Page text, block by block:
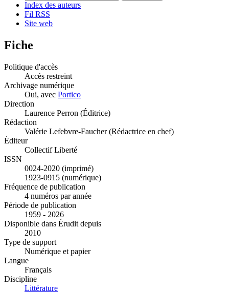
Index des auteurs
Fil RSS
Site web
Fiche
Politique d'accès
Accès restreint
Archivage numérique
Oui, avec Portico
Direction
Laurence Perron (Éditrice)
Rédaction
Valérie Lefebvre-Faucher (Rédactrice en chef)
Éditeur
Collectif Liberté
ISSN
0024-2020 (imprimé)
1923-0915 (numérique)
Fréquence de publication
4 numéros par année
Période de publication
1959 - 2026
Disponible dans Érudit depuis
2010
Type de support
Numérique et papier
Langue
Français
Discipline
Littérature